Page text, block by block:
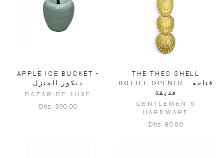
APPLE ICE BUCKET -
ديكور المنزل
BAZAR DE LUXE
Dhs. 390.00
THE THEO SHELL
BOTTLE OPENER - فتاحة
قذيفة
GENTLEMEN'S
HARDWARE
Dhs. 80.00